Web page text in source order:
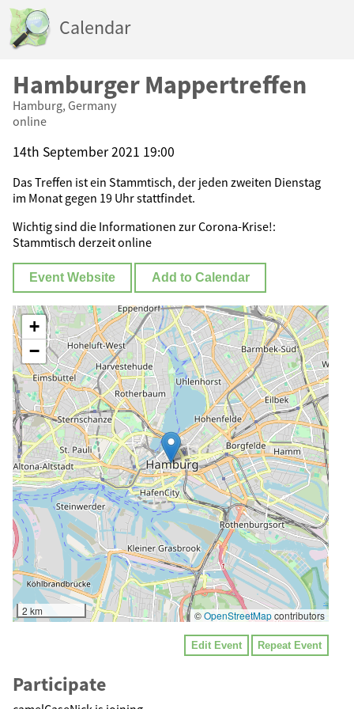
Calendar
Hamburger Mappertreffen
Hamburg, Germany
online
14th September 2021 19:00
Das Treffen ist ein Stammtisch, der jeden zweiten Dienstag
im Monat gegen 19 Uhr stattfindet.
Wichtig sind die Informationen zur Corona-Krise!:
Stammtisch derzeit online
Event Website Add to Calendar
+
−
2 km ©OpenStreetMapcontributors
Edit Event Repeat Event
Participate